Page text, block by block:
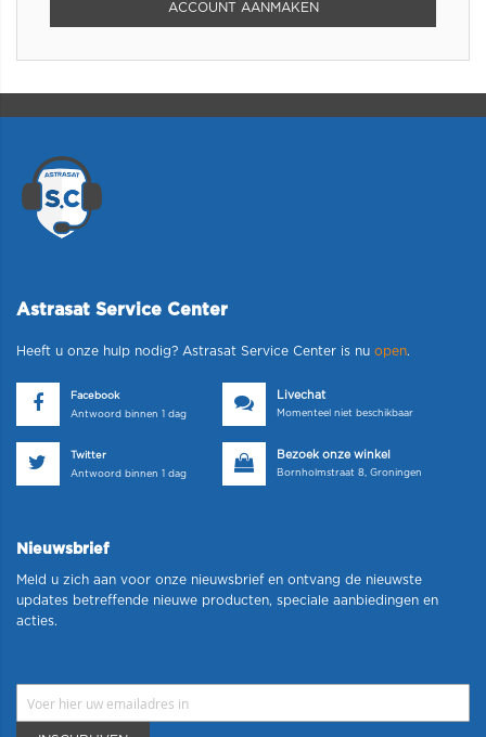
ACCOUNT AANMAKEN
Astrasat Service Center
Heeft u onze hulp nodig? Astrasat Service Center is nu open.
Facebook
Antwoord binnen 1 dag
Livechat
Momenteel niet beschikbaar
Twitter
Antwoord binnen 1 dag
Bezoek onze winkel
Bornholmstraat 8, Groningen
Nieuwsbrief
Meld u zich aan voor onze nieuwsbrief en ontvang de nieuwste
updates betreffende nieuwe producten, speciale aanbiedingen en
acties.